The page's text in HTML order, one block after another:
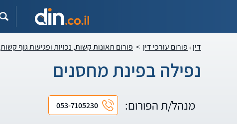
דין פורום עורכי דין > פורום תאונות קשות, נכויות ופגיעות גוף קשות
נפילה בפינת מחסנים
מנהל/ת הפורום: 053-7105230